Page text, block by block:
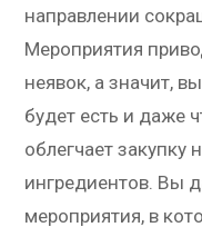
направлении
Мероприятия
неявок, а значит,
будет есть и даже
облегчает закупку
ингредиентов. Вы
мероприятия, в